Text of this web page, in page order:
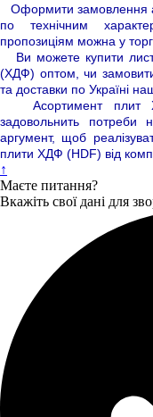
Оформити замовлення
по технічним
пропозиціям можна у
Ви можете купити
(ХДФ) оптом, чи
та доставки по Україні
Асортимент плит
задовольнить потреби
аргумент, щоб
плити ХДФ (HDF) від
↑
Маєте питання?
Вкажіть свої дані для